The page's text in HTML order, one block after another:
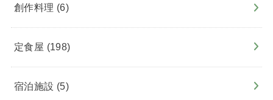
創作料理 (6)
定食屋 (198)
宿泊施設 (5)